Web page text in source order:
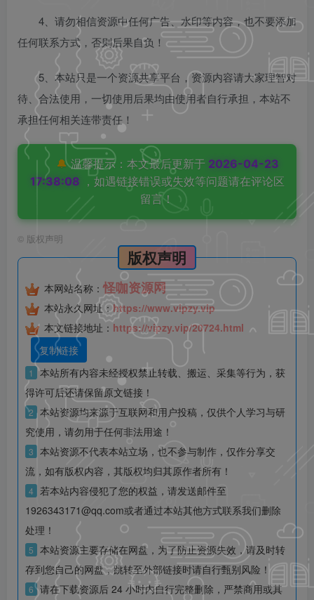
4、请勿相信资源中任何广告、水印等内容，也不要添加
任何联系方式，否则后果自负！
5、本站只是一个资源共享平台，资源内容请大家理智对
待、合法使用，一切使用后果均由使用者自行承担，本站不
承担任何相关连带责任！
🔔温馨提示：本文最后更新于 2026-04-23
17:38:08 ，如遇链接错误或失效等问题请在评论区
留言！
© 版权声明
版权声明
本网站名称：怪咖资源网
本站永久网址：https://www.vipzy.vip
本文链接地址： https://vipzy.vip/20724.html
复制链接
1 本站所有内容未经授权禁止转载、搬运、采集等行为，获
得许可后还请保留原文链接！
2 本站资源均来源于互联网和用户投稿，仅供个人学习与研
究使用，请勿用于任何非法用途！
3 本站资源不代表本站立场，也不参与制作，仅作分享交
流，如有版权内容，其版权均归其原作者所有！
4
若本站内容侵犯了您的权益，请发送邮件至
1926343171@qq.com或者通过本站其他方式联系我们删除
处理！
5 本站资源主要存储在网盘，为了防止资源失效，请及时转
存到您自己的网盘，跳转至外部链接时请自行甄别风险！
6 请在下载资源后 24 小时内自行完整删除，严禁商用或其